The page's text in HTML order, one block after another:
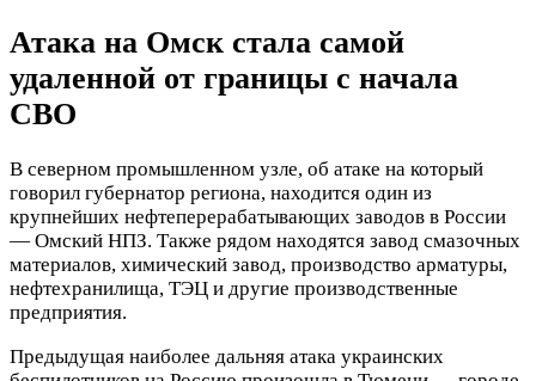
Атака на Омск стала самой
удаленной от границы с начала
СВО
В северном промышленном узле, об атаке на который
говорил губернатор региона, находится один из
крупнейших нефтеперерабатывающих заводов в России
— Омский НПЗ. Также рядом находятся завод смазочных
материалов, химический завод, производство арматуры,
нефтехранилища, ТЭЦ и другие производственные
предприятия.
Предыдущая наиболее дальняя атака украинских